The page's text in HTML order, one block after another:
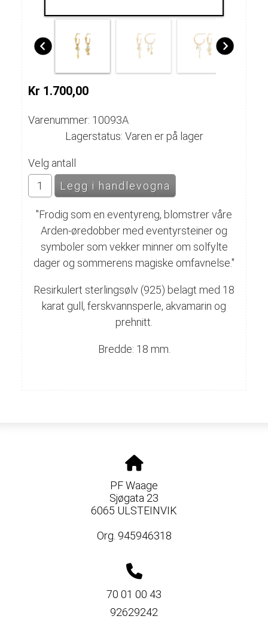
Kr 1.700,00
Varenummer: 10093A
Lagerstatus: Varen er på lager
Velg antall
"Frodig som en eventyreng, blomstrer våre
Arden-øredobber med eventyrsteiner og
symboler som vekker minner om solfylte
dager og sommerens magiske omfavnelse."
Resirkulert sterlingsølv (925) belagt med 18
karat gull, ferskvannsperle, akvamarin og
prehnitt.
Bredde: 18 mm.
PF Waage
Sjøgata 23
6065 ULSTEINVIK
Org. 945946318
70 01 00 43
92629242